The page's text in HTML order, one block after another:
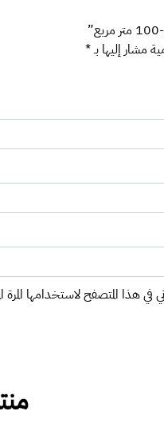
مشار إليها بـ*
في هذا المتصفح لاستخدامها المرة